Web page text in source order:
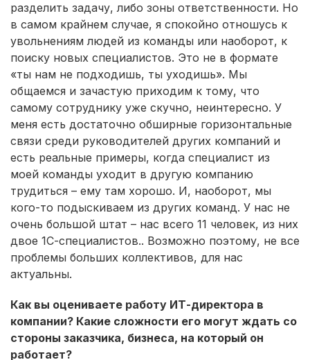
разделить задачу, либо зоны ответственности. Но
в самом крайнем случае, я спокойно отношусь к
увольнениям людей из команды или наоборот, к
поиску новых специалистов. Это не в формате
«ты нам не подходишь, ты уходишь». Мы
общаемся и зачастую приходим к тому, что
самому сотруднику уже скучно, неинтересно. У
меня есть достаточно обширные горизонтальные
связи среди руководителей других компаний и
есть реальные примеры, когда специалист из
моей команды уходит в другую компанию
трудиться – ему там хорошо. И, наоборот, мы
кого-то подыскиваем из других команд. У нас не
очень большой штат – нас всего 11 человек, из них
двое 1С-специалистов.. Возможно поэтому, не все
проблемы больших коллективов, для нас
актуальны.
Как вы оцениваете работу ИТ-директора в
компании? Какие сложности его могут ждать со
стороны заказчика, бизнеса, на который он
работает?